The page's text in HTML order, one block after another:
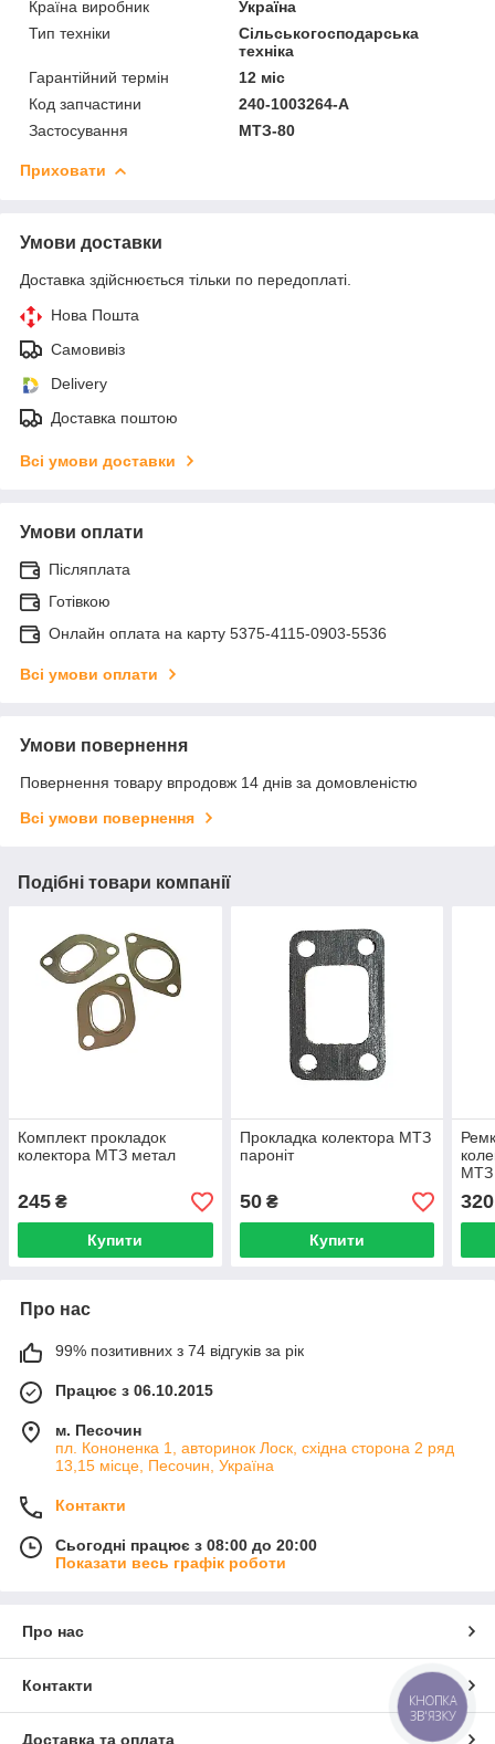
Країна виробник
Україна
Тип техніки
Сільськогосподарська
техніка
Гарантійний термін
12 міс
Код запчастини
240-1003264-А
Застосування
МТЗ-80
Приховати
Умови доставки
Доставка здійснюється тільки по передоплаті.
Нова Пошта
Самовивіз
Delivery
Доставка поштою
Всі умови доставки
Умови оплати
Післяплата
Готівкою
Онлайн оплата на карту 5375-4115-0903-5536
Всі умови оплати
Умови повернення
Повернення товару впродовж 14 днів за домовленістю
Всі умови повернення
Подібні товари компанії
Комплект прокладок
колектора МТЗ метал
245 ₴
Купити
Прокладка колектора МТЗ
пароніт
50₴
Купити
МТЗ
320
Про нас
99% позитивних з 74 відгуків за рік
Працює з 06.10.2015
м. Песочин
пл. Кононенка 1, авторинок Лоск, східна сторона 2 ряд
13,15 місце, Песочин, Україна
Контакти
Сьогодні працює з 08:00 до 20:00
Показати весь графік роботи
Про нас
Контакти
Доставка та оплата
КНОПКА
ЗВ'ЯЗКУ